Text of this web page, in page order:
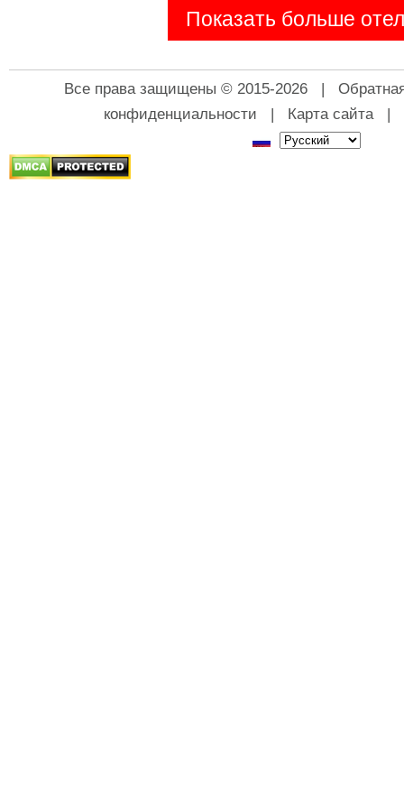
Показать больше
Все права защищены © 2015-2026 |
конфиденциальности | Карта сайта |